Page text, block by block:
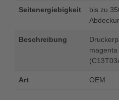
Seitenergiebigkeit
bis zu
Beschreibung
Art OEM